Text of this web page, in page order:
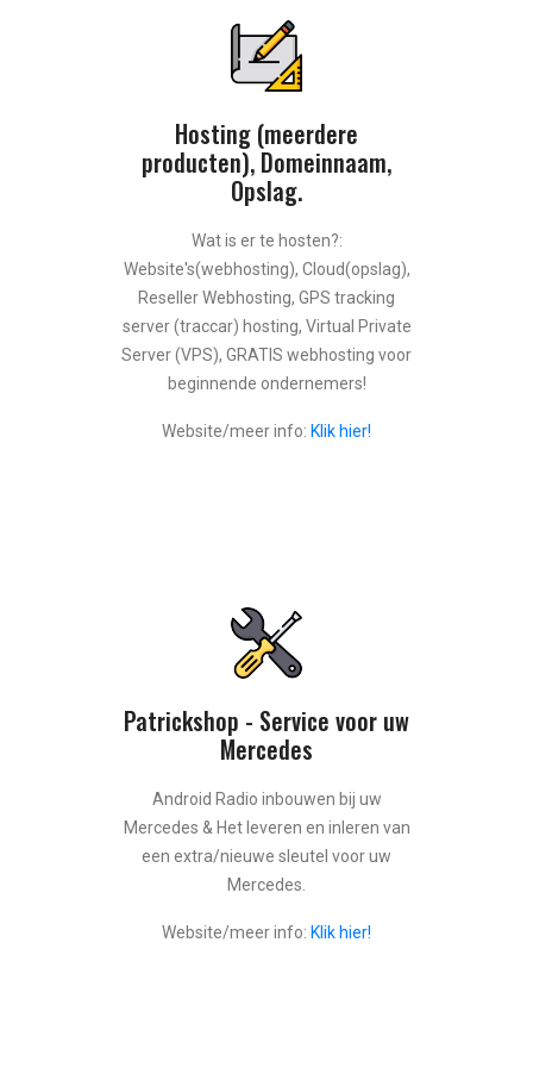
Hosting (meerdere
producten), Domeinnaam,
Opslag.
Wat is er te hosten?:
Website's(webhosting), Cloud(opslag),
Reseller Webhosting, GPS tracking
server (traccar) hosting, Virtual Private
Server (VPS), GRATIS webhosting voor
beginnende ondernemers!
Website/meer info: Klik hier!
Patrickshop - Service voor uw
Mercedes
Android Radio inbouwen bij uw
Mercedes & Het leveren en inleren van
een extra/nieuwe sleutel voor uw
Mercedes.
Website/meer info: Klik hier!